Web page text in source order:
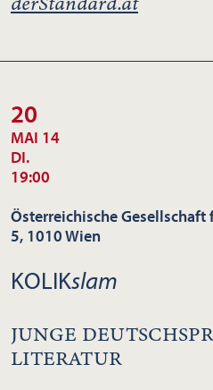
20
MAI 14
DI.
19:00
Österreichische Gesellschaft
5, 1010 Wien
KOLIKslam
JUNGE
LITERATUR